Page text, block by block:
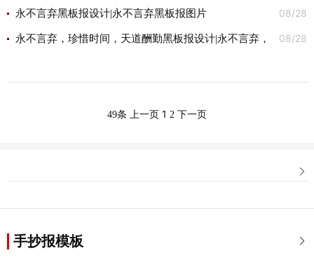
图片 08/28
永不言弃黑板报设计|永不言弃黑板报图片
08/28
永不言弃，珍惜时间，天道酬勤黑板报设计|永不言弃，
49条 上一页 1 2 下一页


手抄报模板